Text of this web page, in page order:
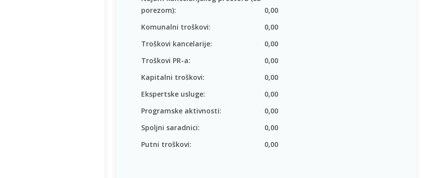
porezom):
0,00
Komunalni troškovi:
0,00
Troškovi kancelarije:
0,00
Troškovi PR-a:
0,00
Kapitalni troškovi:
0,00
Ekspertske usluge:
0,00
Programske aktivnosti:
0,00
Spoljni saradnici:
0,00
Putni troškovi:
0,00